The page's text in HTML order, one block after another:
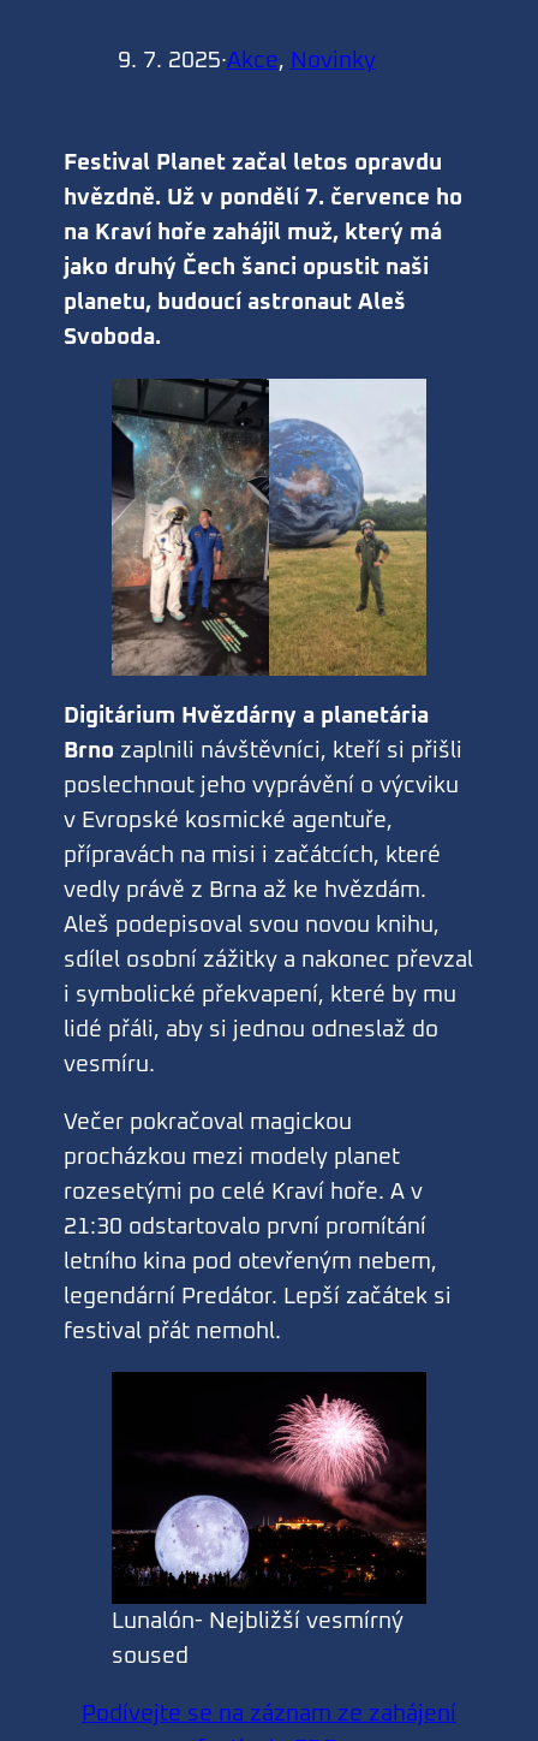
9. 7. 2025·Akce, Novinky
Festival Planet začal letos opravdu
hvězdně. Už v pondělí 7. července ho
na Kraví hoře zahájil muž, který má
jako druhý Čech šanci opustit naši
planetu, budoucí astronaut Aleš
Svoboda.
Digitárium Hvězdárny a planetária
Brno zaplnili návštěvníci, kteří si přišli
poslechnout jeho vyprávění o výcviku
v Evropské kosmické agentuře,
přípravách na misi i začátcích, které
vedly právě z Brna až ke hvězdám.
Aleš podepisoval svou novou knihu,
sdílel osobní zážitky a nakonec převzal
i symbolické překvapení, které by mu
lidé přáli, aby si jednou odneslaž do
vesmíru.
Večer pokračoval magickou
procházkou mezi modely planet
rozesetými po celé Kraví hoře. A v
21:30 odstartovalo první promítání
letního kina pod otevřeným nebem,
legendární Predátor. Lepší začátek si
festival přát nemohl.
Lunalón- Nejbližší vesmírný
soused
Podívejte se na záznam ze zahájení